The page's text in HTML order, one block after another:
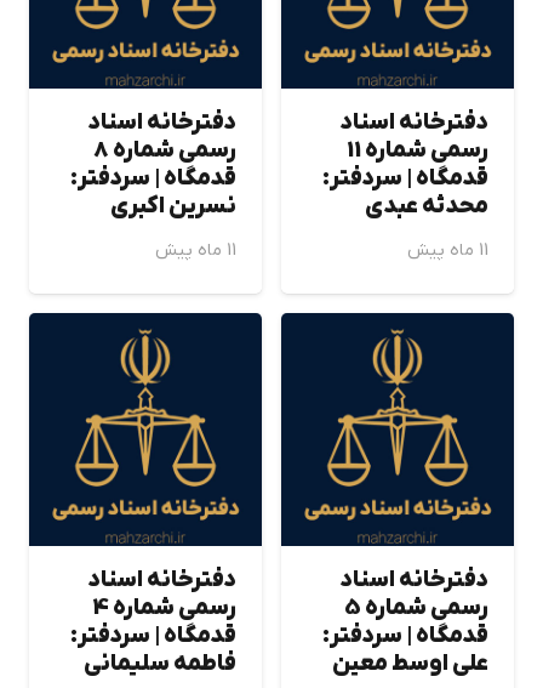
دفترخانه اسناد
رسمی شماره 11
قدمگاه | سردفتر:
محدثه عبدي
11 ماه پیش
دفترخانه اسناد
رسمی شماره 8
قدمگاه | سردفتر:
نسرين اكبري
11 ماه پیش
دفترخانه اسناد
رسمی شماره 5
قدمگاه | سردفتر:
علي اوسط معين
دفترخانه اسناد
رسمی شماره 4
قدمگاه | سردفتر:
فاطمه سليماني